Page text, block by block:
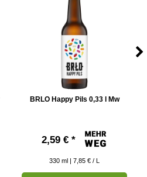
BRLO Happy Pils 0,33 l Mw
2,59 € *
330 ml | 7,85 € / L